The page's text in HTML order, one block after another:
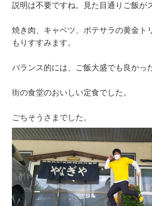
説明は不要ですね。見た目通りご飯が
焼き肉、キャベツ、ポテサラの黄金ト
もりすすみます。
バランス的には、ご飯大盛でも良かっ
街の食堂のおいしい定食でした。
ごちそうさまでした。